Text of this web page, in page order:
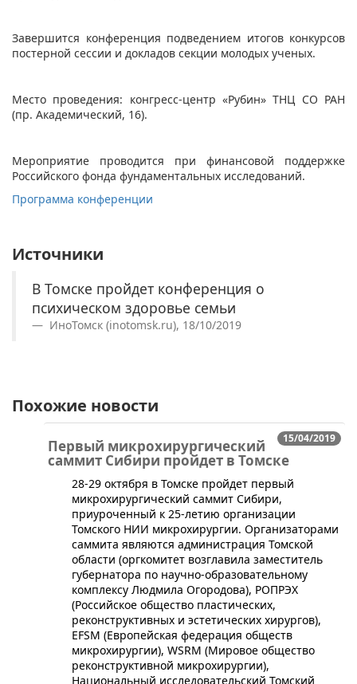
Завершится конференция подведением итогов конкурсов
постерной сессии и докладов секции молодых ученых.
Место проведения: конгресс-центр «Рубин» ТНЦ СО РАН
(пр. Академический, 16).
Мероприятие проводится при финансовой поддержке
Российского фонда фундаментальных исследований.
Программа конференции
Источники
В Томске пройдет конференция о
психическом здоровье семьи
ИноТомск (inotomsk.ru), 18/10/2019
Похожие новости
15/04/2019
Первый микрохирургический
саммит Сибири пройдет в Томске
​28-29 октября в Томске пройдет первый
микрохирургический саммит Сибири,
приуроченный к 25-летию организации
Томского НИИ микрохирургии. Организаторами
саммита являются администрация Томской
области (оргкомитет возглавила заместитель
губернатора по научно-образовательному
комплексу Людмила Огородова), РОПРЭХ
(Российское общество пластических,
реконструктивных и эстетических хирургов),
EFSM (Европейская федерация обществ
микрохирургии), WSRM (Мировое общество
реконструктивной микрохирургии),
Национальный исследовательский Томский